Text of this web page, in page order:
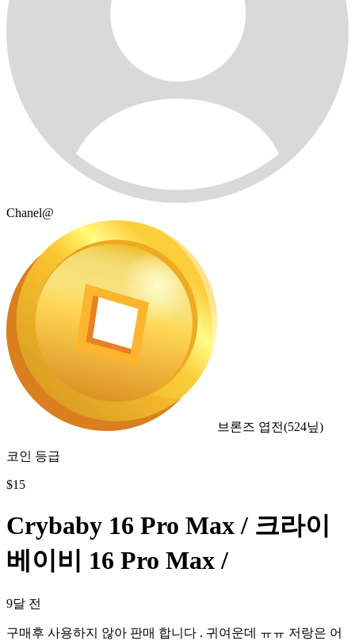
Chanel@
브론즈 엽전(524닢)
코인 등급
$15
Crybaby 16 Pro Max / 크라이
베이비 16 Pro Max /
9달 전
구매후 사용하지 않아 판매 합니다 . 귀여운데 ㅠㅠ 저랑은 어